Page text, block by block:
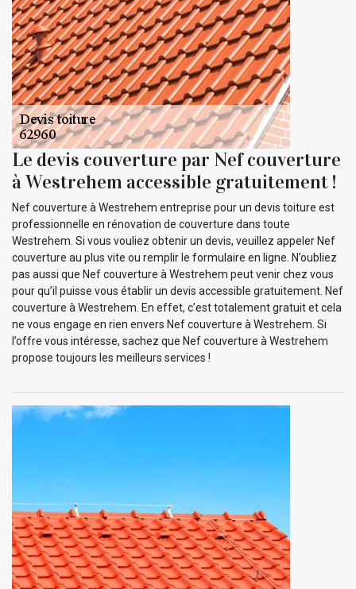
Le devis couverture par Nef couverture
à Westrehem accessible gratuitement !
Nef couverture à Westrehem entreprise pour un devis toiture est
professionnelle en rénovation de couverture dans toute
Westrehem. Si vous vouliez obtenir un devis, veuillez appeler Nef
couverture au plus vite ou remplir le formulaire en ligne. N’oubliez
pas aussi que Nef couverture à Westrehem peut venir chez vous
pour qu’il puisse vous établir un devis accessible gratuitement. Nef
couverture à Westrehem. En effet, c’est totalement gratuit et cela
ne vous engage en rien envers Nef couverture à Westrehem. Si
l’offre vous intéresse, sachez que Nef couverture à Westrehem
propose toujours les meilleurs services !